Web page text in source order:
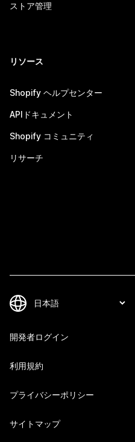
ストア管理
リソース
Shopify ヘルプセンター
APIドキュメント
Shopify コミュニティ
リサーチ
開発者ログイン
利用規約
プライバシーポリシー
サイトマップ